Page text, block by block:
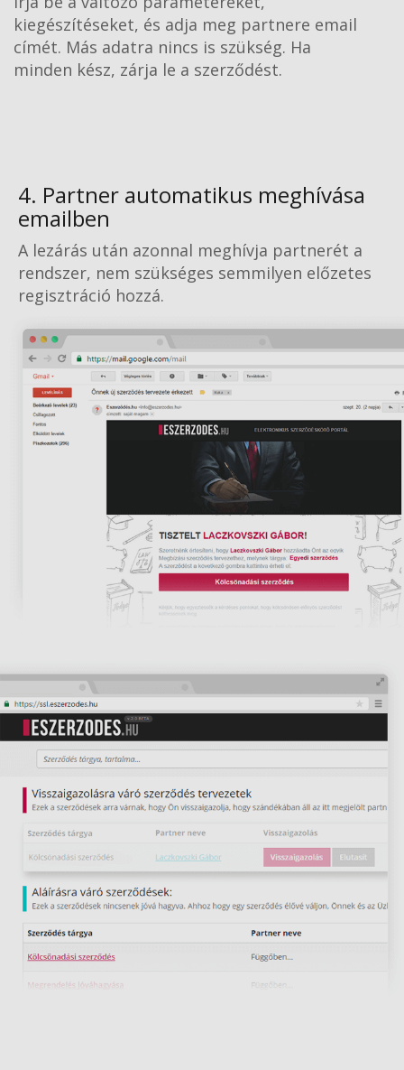
kiegészítéseket, és adja meg partnere email
címét. Más adatra nincs is szükség. Ha
minden kész, zárja le a szerződést.
4. Partner automatikus meghívása
emailben
A lezárás után azonnal meghívja partnerét a
rendszer, nem szükséges semmilyen előzetes
regisztráció hozzá.